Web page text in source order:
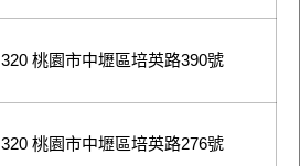
320 桃園市中壢區培英路390號
320 桃園市中壢區培英路276號